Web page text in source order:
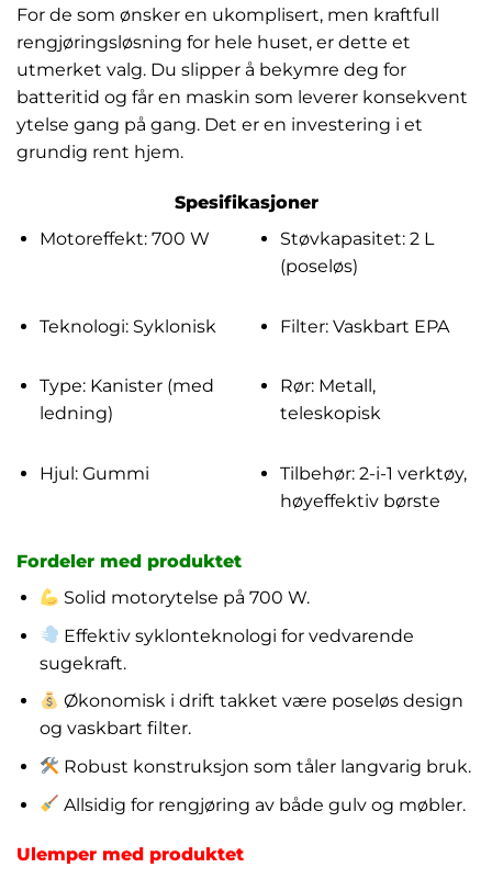
For de som ønsker en ukomplisert, men kraftfull
rengjøringsløsning for hele huset, er dette et
utmerket valg. Du slipper å bekymre deg for
batteritid og får en maskin som leverer konsekvent
ytelse gang på gang. Det er en investering i et
grundig rent hjem.
Spesifikasjoner
Motoreffekt: 700 W
Støvkapasitet: 2 L
(poseløs)
Teknologi: Syklonisk Filter: Vaskbart EPA
Type: Kanister (med
ledning)
Rør: Metall,
teleskopisk
Hjul: Gummi
Tilbehør: 2-i-1 verktøy,
høyeffektiv børste
Fordeler med produktet
Solid motorytelse på 700 W.
Effektiv syklonteknologi for vedvarende
sugekraft.
Økonomisk i drift takket være poseløs design
og vaskbart filter.
Robust konstruksjon som tåler langvarig bruk.
Allsidig for rengjøring av både gulv og møbler.
Ulemper med produktet